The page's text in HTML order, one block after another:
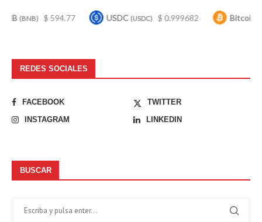
$ 594.77 USDC(USDC) $ 0.999682 Bitcoin (BTC) $
REDES SOCIALES
FACEBOOK
TWITTER
INSTAGRAM
LINKEDIN
BUSCAR